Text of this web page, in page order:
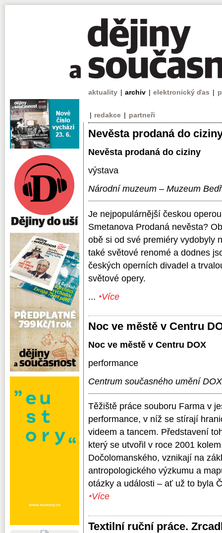
aktuality | archiv | elektronický ďas |
| redakce | partneři
Nevěsta prodaná do
Nevěsta prodaná do ciziny
výstava
Národní muzeum – Muzeum
Je nejpopulárnější českou
Smetanova Prodaná nevěsta?
obě si od své premiéry vydobyly
také světové renomé a dodnes
českých operních divadel a
světové opery.
... ‣Více
Noc ve městě v Centru
Noc ve městě v Centru DOX
performance
Centrum současného umění
Těžiště práce souboru Farma v
performance, v níž se stírají
videem a tancem. Představení
který se utvořil v roce 2001
Dočolomanského, vznikají na
antropologického výzkumu a
otázky a události – ať už to byla
‣Více
Textilní ruční práce.